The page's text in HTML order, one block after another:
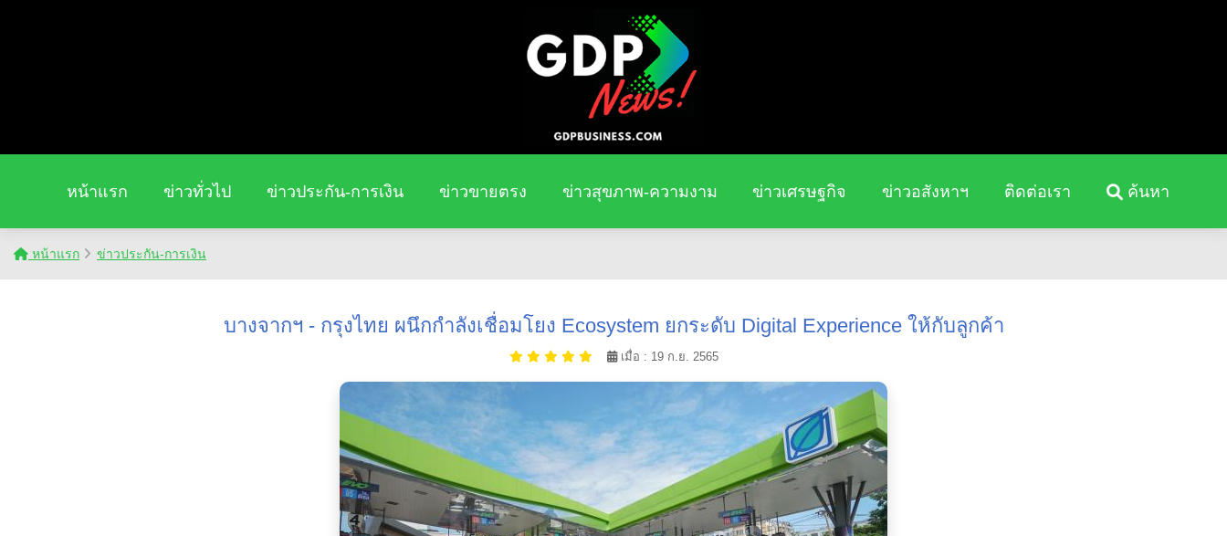
หน้าแรก ข่าวทั่วไป ข่าวประกัน-การเงิน ข่าวขายตรง ข่าวสุขภาพ-ความงาม ข่าวเศรษฐกิจ ข่าวอสังหาฯ ติดต่อเรา ค้นหา
หน้าแรก ข่าวประกัน-การเงิน
บางจากฯ - กรุงไทย ผนึกกำลังเชื่อมโยง Ecosystem ยกระดับ Digital Experience ให้กับลูกค้า
เมื่อ : 19 ก.ย. 2565